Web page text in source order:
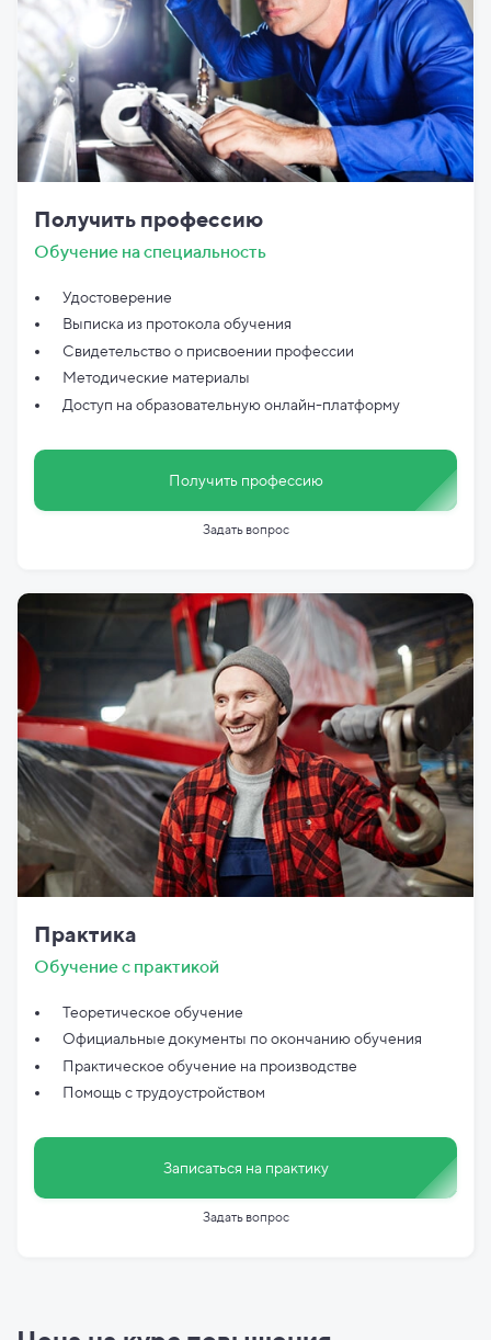
Получить профессию
Обучение на специальность
Удостоверение
Выписка из протокола обучения
Свидетельство о присвоении профессии
Методические материалы
Доступ на образовательную онлайн-платформу
Получить профессию
Задать вопрос
Практика
Обучение с практикой
Теоретическое обучение
Официальные документы поокончанию обучения
Практическое обучение на производстве
Помощь с трудоустройством
Записаться на практику
Задать вопрос